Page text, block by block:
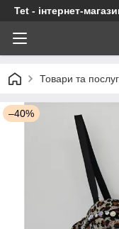
Tet - інтернет-
Товари та
–40%